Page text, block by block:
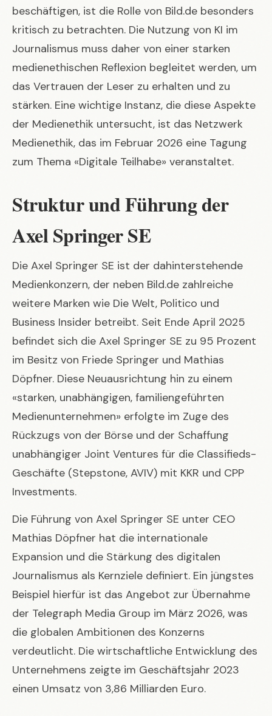
beschäftigen, ist die Rolle von Bild.de besonders
kritisch zu betrachten. Die Nutzung von KI im
Journalismus muss daher von einer starken
medienethischen Reflexion begleitet werden, um
das Vertrauen der Leser zu erhalten und zu
stärken. Eine wichtige Instanz, die diese Aspekte
der Medienethik untersucht, ist das Netzwerk
Medienethik, das im Februar 2026 eine Tagung
zum Thema «Digitale Teilhabe» veranstaltet.
Struktur und Führung der
Axel Springer SE
Die Axel Springer SE ist der dahinterstehende
Medienkonzern, der neben Bild.de zahlreiche
weitere Marken wie Die Welt, Politico und
Business Insider betreibt. Seit Ende April 2025
befindet sich die Axel Springer SE zu 95 Prozent
im Besitz von Friede Springer und Mathias
Döpfner. Diese Neuausrichtung hin zu einem
«starken, unabhängigen, familiengeführten
Medienunternehmen» erfolgte im Zuge des
Rückzugs von der Börse und der Schaffung
unabhängiger Joint Ventures für die Classifieds-
Geschäfte (Stepstone, AVIV) mit KKR und CPP
Investments.
Die Führung von Axel Springer SE unter CEO
Mathias Döpfner hat die internationale
Expansion und die Stärkung des digitalen
Journalismus als Kernziele definiert. Ein jüngstes
Beispiel hierfür ist das Angebot zur Übernahme
der Telegraph Media Group im März 2026, was
die globalen Ambitionen des Konzerns
verdeutlicht. Die wirtschaftliche Entwicklung des
Unternehmens zeigte im Geschäftsjahr 2023
einen Umsatz von 3,86 Milliarden Euro.